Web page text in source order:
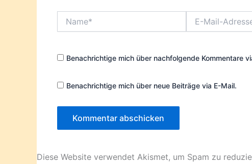
Mail-
Benachrichtige mich über nachfolgende Kommentare
Benachrichtige mich über neue Beiträge via E-Mail.
Diese Website verwendet Akismet, um Spam zu